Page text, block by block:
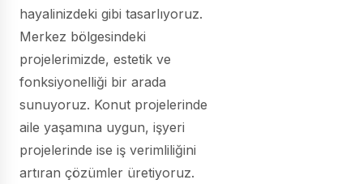
hayalinizdeki gibi tasarlıyoruz.
Merkez bölgesindeki
projelerimizde, estetik ve
fonksiyonelliği bir arada
sunuyoruz. Konut projelerinde
aile yaşamına uygun, işyeri
projelerinde ise iş verimliliğini
artıran çözümler üretiyoruz.